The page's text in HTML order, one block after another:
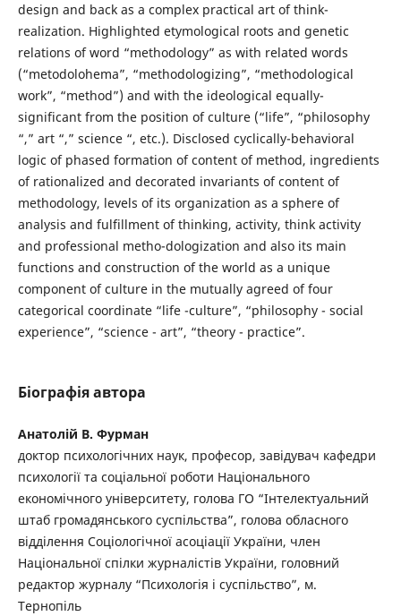
design and back as a complex practical art of think-
realization. Highlighted etymological roots and genetic
relations of word “methodology” as with related words
(“metodolohema”, “methodologizing”, “methodological
work”, “method”) and with the ideological equally-
significant from the position of culture (“life”, “philosophy
“,” art “,” science “, etc.). Disclosed cyclically-behavioral
logic of phased formation of content of method, ingredients
of rationalized and decorated invariants of content of
methodology, levels of its organization as a sphere of
analysis and fulfillment of thinking, activity, think activity
and professional metho-dologization and also its main
functions and construction of the world as a unique
component of culture in the mutually agreed of four
categorical coordinate “life -culture”, “philosophy - social
experience”, “science - art”, “theory - practice”.
Біографія автора
Анатолій В. Фурман
доктор психологічних наук, професор, завідувач кафедри
психології та соціальної роботи Національного
економічного університету, голова ГО “Інтелектуальний
штаб громадянського суспільства”, голова обласного
відділення Соціологічної асоціації України, член
Національної спілки журналістів України, головний
редактор журналу “Психологія і суспільство”, м.
Тернопіль